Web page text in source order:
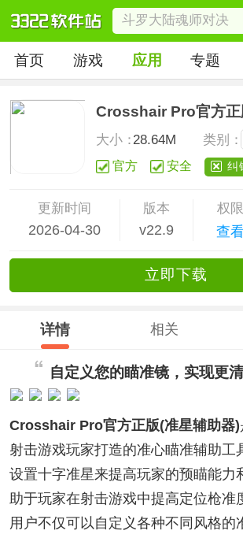
首页 游戏 应用 专题
Crosshair Pro官方正
大小：28.64M 类别：
官方 安全 纠
更新时间
2026-04-30
版本
v22.9
权限
查
立即下载
详情 相关
自定义您的瞄准镜，实现更
Crosshair Pro官方正版(准星辅助器)
射击游戏玩家打造的准心瞄准辅助工
设置十字准星来提高玩家的预瞄能力
助于玩家在射击游戏中提高定位枪准
用户不仅可以自定义各种不同风格的